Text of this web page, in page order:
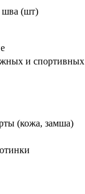
шва (шт)
и спортивных
(кожа, замша)